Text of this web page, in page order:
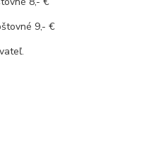
9,- €